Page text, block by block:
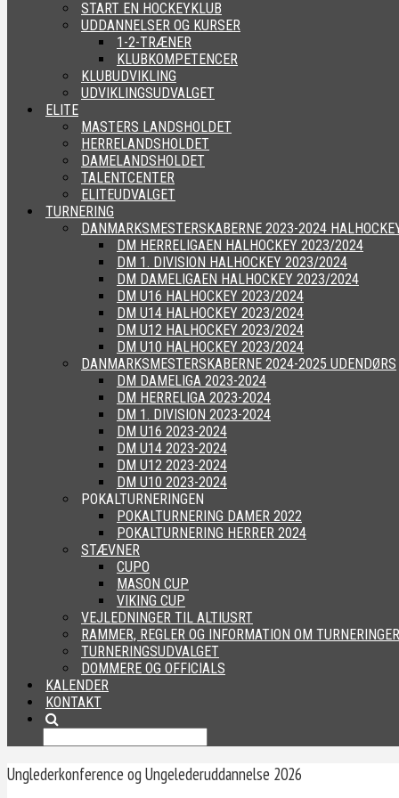
START EN HOCKEYKLUB
UDDANNELSER OG KURSER
1-2-TRÆNER
KLUBKOMPETENCER
KLUBUDVIKLING
UDVIKLINGSUDVALGET
ELITE
MASTERS LANDSHOLDET
HERRELANDSHOLDET
DAMELANDSHOLDET
TALENTCENTER
ELITEUDVALGET
TURNERING
DANMARKSMESTERSKABERNE 2023-2024
DM HERRELIGAEN HALHOCKEY 2023/2024
DM 1. DIVISION HALHOCKEY 2023/2024
DM DAMELIGAEN HALHOCKEY 2023/2024
DM U16 HALHOCKEY 2023/2024
DM U14 HALHOCKEY 2023/2024
DM U12 HALHOCKEY 2023/2024
DM U10 HALHOCKEY 2023/2024
DANMARKSMESTERSKABERNE 2024-2025 UDENDØRS
DM DAMELIGA 2023-2024
DM HERRELIGA 2023-2024
DM 1. DIVISION 2023-2024
DM U16 2023-2024
DM U14 2023-2024
DM U12 2023-2024
DM U10 2023-2024
POKALTURNERINGEN
POKALTURNERING DAMER 2022
POKALTURNERING HERRER 2024
STÆVNER
CUPO
MASON CUP
VIKING CUP
VEJLEDNINGER TIL ALTIUSRT
RAMMER, REGLER OG INFORMATION OM TURNERINGER
TURNERINGSUDVALGET
DOMMERE OG OFFICIALS
KALENDER
KONTAKT
Unglederkonference og Ungelederuddannelse 2026